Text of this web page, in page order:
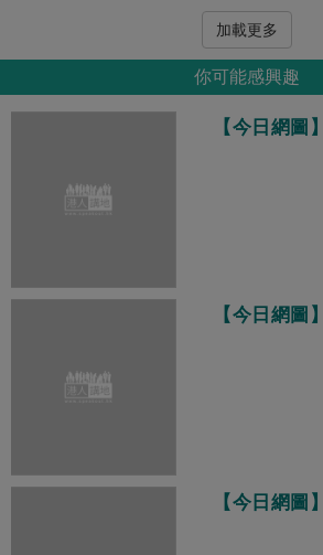
加載更多
你可能感興趣
【今日網圖
【今日網圖
【今日網圖